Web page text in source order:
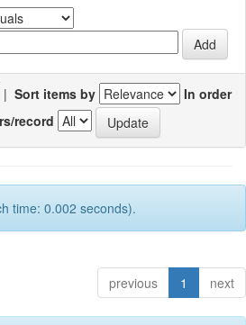
| Sort items by
In order
record
time: 0.002 seconds).
previous 1 next